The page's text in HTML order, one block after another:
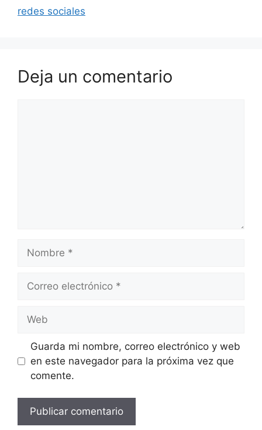
redes sociales
Deja un comentario
electrónico
Guarda mi nombre, correo electrónico y web
en este navegador para la próxima vez que
comente.